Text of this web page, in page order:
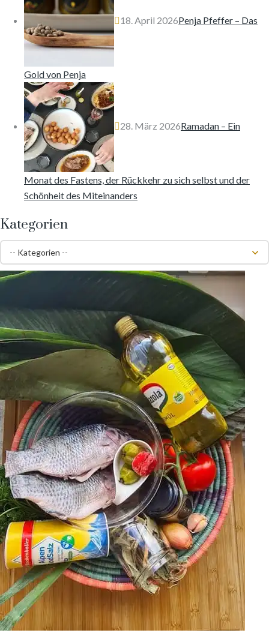
18. April 2026Penja Pfeffer – Das
Gold von Penja
28. März 2026Ramadan – Ein
Monat des Fastens, der Rückkehr zu sich selbst und der
Schönheit des Miteinanders
Kategorien